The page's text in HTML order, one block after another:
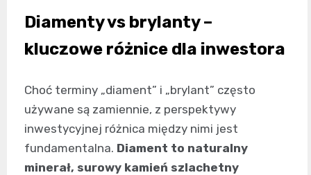
Diamenty vs brylanty –
kluczowe różnice dla inwestora
Choć terminy „diament” i „brylant” często
używane są zamiennie, z perspektywy
inwestycyjnej różnica między nimi jest
fundamentalna. Diament to naturalny
minerał, surowy kamień szlachetny